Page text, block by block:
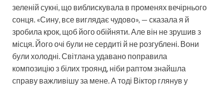
зеленій сукні, що виблискувала в променях вечірнього
сонця. «Сину, все виглядає чудово», — сказала я й
зробила крок, щоб його обійняти. Але він не зрушив з
місця. Його очі були не сердиті й не розгублені. Вони
були холодні. Світлана удавано поправила
композицію з білих троянд, ніби раптом знайшла
справу важливішу за мене. А тоді Віктор глянув у